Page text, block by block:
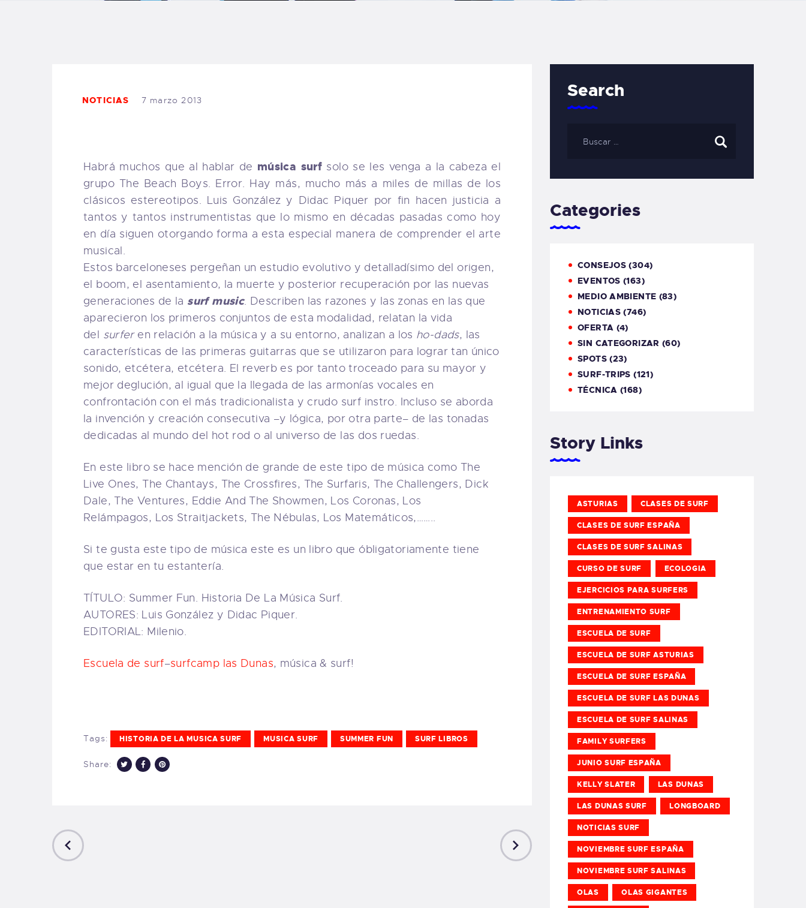
TIENDA FAMILY
SURFERS
WEBCAM SALINAS
PEDIDOS
NOTICIAS 7 marzo 2013
Habrá muchos que al hablar de música surf solo se les venga a la cabeza el
grupo The Beach Boys. Error. Hay más, mucho más a miles de millas de los
clásicos estereotipos. Luis González y Didac Piquer por fin hacen justicia a
tantos y tantos instrumentistas que lo mismo en décadas pasadas como hoy
en día siguen otorgando forma a esta especial manera de comprender el arte
musical.
Estos barceloneses pergeñan un estudio evolutivo y detalladísimo del origen,
el boom, el asentamiento, la muerte y posterior recuperación por las nuevas
generaciones de la surf music. Describen las razones y las zonas en las que
aparecieron los primeros conjuntos de esta modalidad, relatan la vida
del surferen relación a la música y a su entorno, analizan a los ho-dads, las
características de las primeras guitarras que se utilizaron para lograr tan único
sonido, etcétera, etcétera. El reverb es por tanto troceado para su mayor y
mejor deglución, al igual que la llegada de las armonías vocales en
confrontación con el más tradicionalista y crudo surf instro. Incluso se aborda
la invención y creación consecutiva –y lógica, por otra parte– de las tonadas
dedicadas al mundo del hot rod o al universo de las dos ruedas.
En este libro se hace mención de grande de este tipo de música como The
Live Ones, The Chantays, The Crossfires, The Surfaris, The Challengers, Dick
Dale, The Ventures, Eddie And The Showmen, Los Coronas, Los
Relámpagos, Los Straitjackets, The Nébulas, Los Matemáticos,……..
Si te gusta este tipo de música este es un libro que óbligatoriamente tiene
que estar en tu estantería.
TÍTULO: Summer Fun. Historia De La Música Surf.
AUTORES: Luis González y Didac Piquer.
EDITORIAL: Milenio.
Escuela de surf–surfcamp las Dunas, música & surf!
Tags: HISTORIA DE LA MUSICA SURF MUSICA SURF SUMMER FUN SURF LIBROS
Share:
Search
Categories
CONSEJOS (304)
EVENTOS (163)
MEDIO AMBIENTE (83)
NOTICIAS (746)
OFERTA (4)
SIN CATEGORIZAR (60)
SPOTS(23)
SURF-TRIPS (121)
TÉCNICA (168)
Story Links
ASTURIAS CLASES DE SURF
CLASES DE SURF ESPAÑA
CLASES DE SURF SALINAS
CURSO DE SURF ECOLOGIA
EJERCICIOS PARA SURFERS
ENTRENAMIENTO SURF
ESCUELA DE SURF
ESCUELA DE SURF ASTURIAS
ESCUELA DE SURF ESPAÑA
ESCUELA DE SURF LAS DUNAS
ESCUELA DE SURF SALINAS
FAMILY SURFERS
JUNIO SURF ESPAÑA
KELLY SLATER LAS DUNAS
LAS DUNAS SURF LONGBOARD
NOTICIAS SURF
NOVIEMBRE SURF ESPAÑA
NOVIEMBRE SURF SALINAS
OLAS OLAS GIGANTES